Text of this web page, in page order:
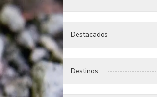
Destacados
Destinos